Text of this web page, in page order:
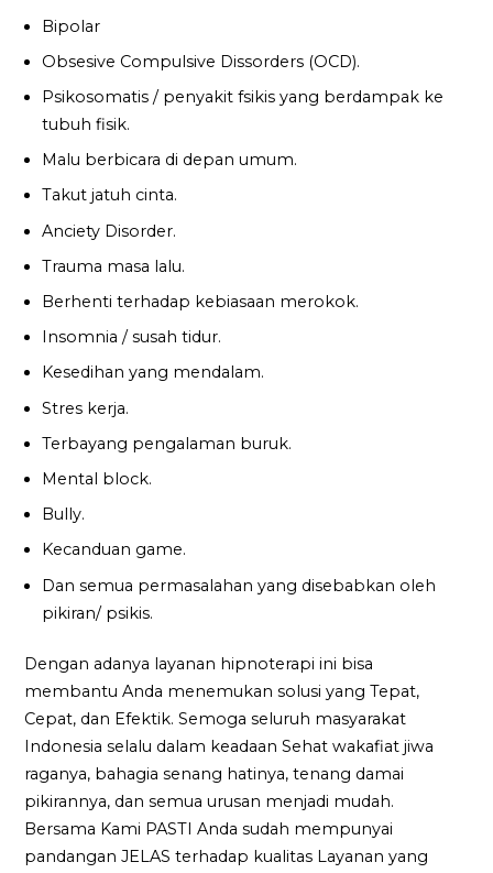
Bipolar
Obsesive Compulsive Dissorders (OCD).
Psikosomatis / penyakit fsikis yang berdampak ke
tubuh fisik.
Malu berbicara di depan umum.
Takut jatuh cinta.
Anciety Disorder.
Trauma masa lalu.
Berhenti terhadap kebiasaan merokok.
Insomnia / susah tidur.
Kesedihan yang mendalam.
Stres kerja.
Terbayang pengalaman buruk.
Mental block.
Bully.
Kecanduan game.
Dan semua permasalahan yang disebabkan oleh
pikiran/ psikis.
Dengan adanya layanan hipnoterapi ini bisa
membantu Anda menemukan solusi yang Tepat,
Cepat, dan Efektik. Semoga seluruh masyarakat
Indonesia selalu dalam keadaan Sehat wakafiat jiwa
raganya, bahagia senang hatinya, tenang damai
pikirannya, dan semua urusan menjadi mudah.
Bersama Kami PASTI Anda sudah mempunyai
pandangan JELAS terhadap kualitas Layanan yang